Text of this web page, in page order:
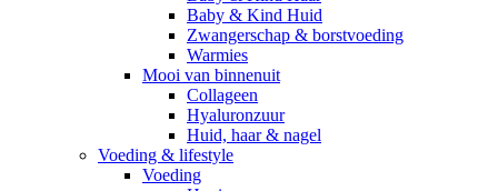
Baby & Kind Huid
Zwangerschap & borstvoeding
Warmies
Mooi van binnenuit
Collageen
Hyaluronzuur
Huid, haar & nagel
Voeding & lifestyle
Voeding